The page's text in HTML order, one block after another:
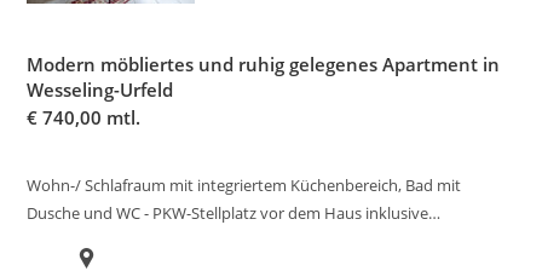
Modern möbliertes und ruhig gelegenes Apartment in
Wesseling-Urfeld
€ 740,00 mtl.
Wohn-/ Schlafraum mit integriertem Küchenbereich, Bad mit
Dusche und WC - PKW-Stellplatz vor dem Haus inklusive…